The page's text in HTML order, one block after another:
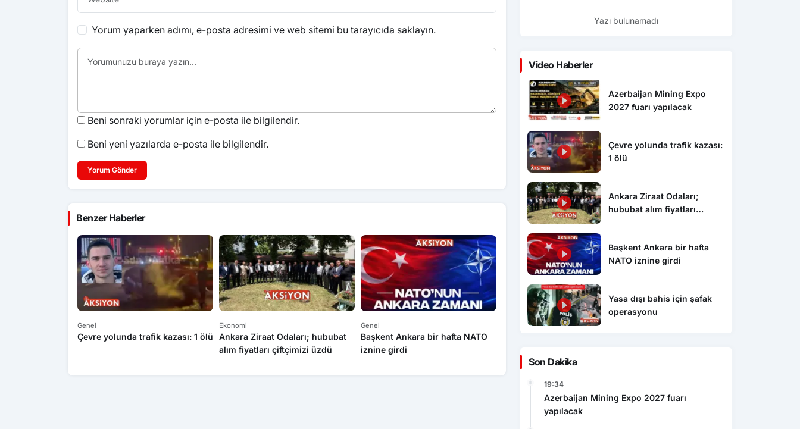
Yorum yaparken adımı, e-posta adresimi ve web sitemi bu tarayıcıda saklayın.
Beni sonraki yorumlar için e-posta ile bilgilendir.
Beni yeni yazılarda e-posta ile bilgilendir.
Yorum Gönder
Benzer Haberler
Genel
Çevre yolunda trafik kazası: 1 ölü
Ekonomi
Ankara Ziraat Odaları; hububat
alım fiyatları çiftçimizi üzdü
Genel
Başkent Ankara bir hafta NATO
iznine girdi
Yazı bulunamadı
Video Haberler
Azerbaijan Mining Expo
2027 fuarı yapılacak
Çevre yolunda trafik kazası:
1 ölü
Ankara Ziraat Odaları;
hububat alım fiyatları
Başkent Ankara bir hafta
NATO iznine girdi
Yasa dışı bahis için şafak
operasyonu
Son Dakika
19:34
Azerbaijan Mining Expo 2027 fuarı
yapılacak